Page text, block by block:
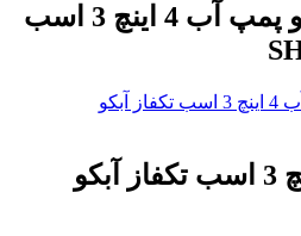
نمودار منحنی الکترو پمپ آب 4 اینچ 3 اسب
جنس پمپ آب 4 اینچ 3 اسب تکفاز آبکو